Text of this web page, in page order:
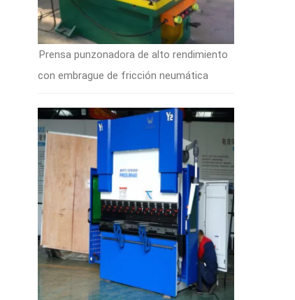
Prensa punzonadora de alto rendimiento
con embrague de fricción neumática